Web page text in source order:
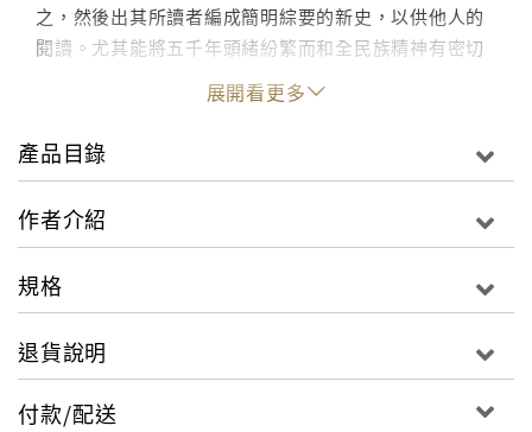
之，然後出其所讀者編成簡明綜要的新史，以供他人的
閱讀。尤其能將五千年頭緒紛繁而和全民族精神有密切
關係的文化史實，為系統敘述的著作，可謂為我學界今
日最迫切的要求。顧翻破各書局所新出版的本國文化
史，不覺令人長嘆一聲，幾乎沒有一部不是姑備門類、
雜亂無序，難予讀者以一整個的認識和概念。所以不揣
近而明了的文化史。然而此至難的事業，必學識貫通今
我，雖具著"捨大道而莫由"的宏願，總覺力有所不逮的
分，遷延不敢輕率下筆。孰知"一．二八"滬戰爆發，校
課隨炮火而停開了，終日坐守斗室，煩悶不過，乃重整
往日所積叢殘之稿，不覺盈尺，偶為學友所見，力勸取
展開看更多
產品目錄
作者介紹
規格
退貨說明
付款/配送